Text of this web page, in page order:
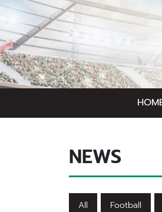
NEWS
All Football